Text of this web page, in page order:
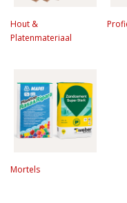
Hout &
Platenmateriaal
Mortels